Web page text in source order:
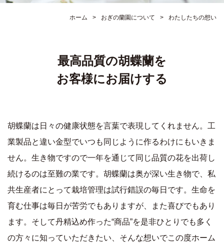
ホーム おぎの蘭園について わたしたちの想い
最高品質の胡蝶蘭を
お客様にお届けする
胡蝶蘭は日々の健康状態を言葉で表現してくれません。工
業製品と違い金型でいつも同じように作るわけにもいきま
せん。生き物ですので一年を通じて同じ品質の花を出荷し
続けるのは至難の業です。胡蝶蘭は奥が深い生き物で、私
共生産者にとって栽培管理は試行錯誤の毎日です。生命を
育む仕事は毎日が苦労でもありますが、また喜びでもあり
ます。そして丹精込め作った“商品”を是非ひとりでも多く
の方々に知っていただきたい、そんな想いでこの度ホーム